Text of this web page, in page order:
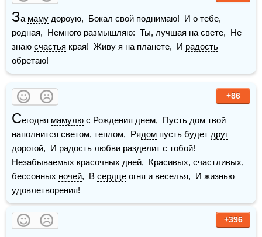
За маму дороую,  Бокал свой поднимаю!  И о тебе,
родная,  Немного размышляю:  Ты, лучшая на свете,  Не
знаю счастья края!  Живу я на планете,  И радость
обретаю!
+86
Сегодня мамулю с Рождения днем,  Пусть дом твой
наполнится светом, теплом,  Рядом пусть будет друг
дорогой,  И радость любви разделит с тобой!
Незабываемых красочных дней,  Красивых, счастливых,
бессонных ночей,  В сердце огня и веселья,  И жизнью
удовлетворения!
+396